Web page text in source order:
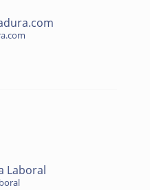
Laboral